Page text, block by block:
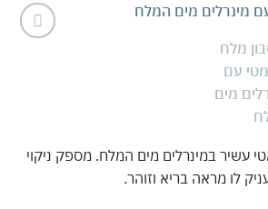
במינרלים מים המלח. מספק ניקוי
מראה בריא וזוהר.